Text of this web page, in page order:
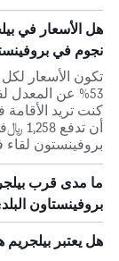
نجوم في
تكون الأسعار
كنت تريد
أن
بروفينستون لقاء
ما مدى قرب
بروفينستاون
هل يعتبر بيلجريم